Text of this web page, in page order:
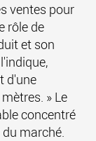
ventes pour
rôle de
et son
d'une
» Le
concentré
marché.